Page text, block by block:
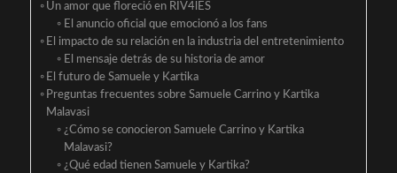
Un amor que floreció en RIV4lES
El anuncio oficial que emocionó a los fans
El impacto de su relación en la industria del entretenimiento
El mensaje detrás de su historia de amor
El futuro de Samuele y Kartika
Preguntas frecuentes sobre Samuele Carrino y Kartika
Malavasi
¿Cómo se conocieron Samuele Carrino y Kartika
Malavasi?
¿Qué edad tienen Samuele y Kartika?